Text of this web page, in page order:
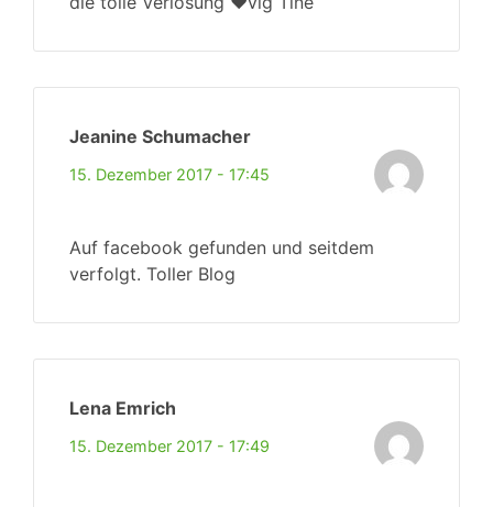
Jeanine Schumacher
15. Dezember 2017 - 17:45
Auf facebook gefunden und seitdem
verfolgt. Toller Blog
Lena Emrich
15. Dezember 2017 - 17:49